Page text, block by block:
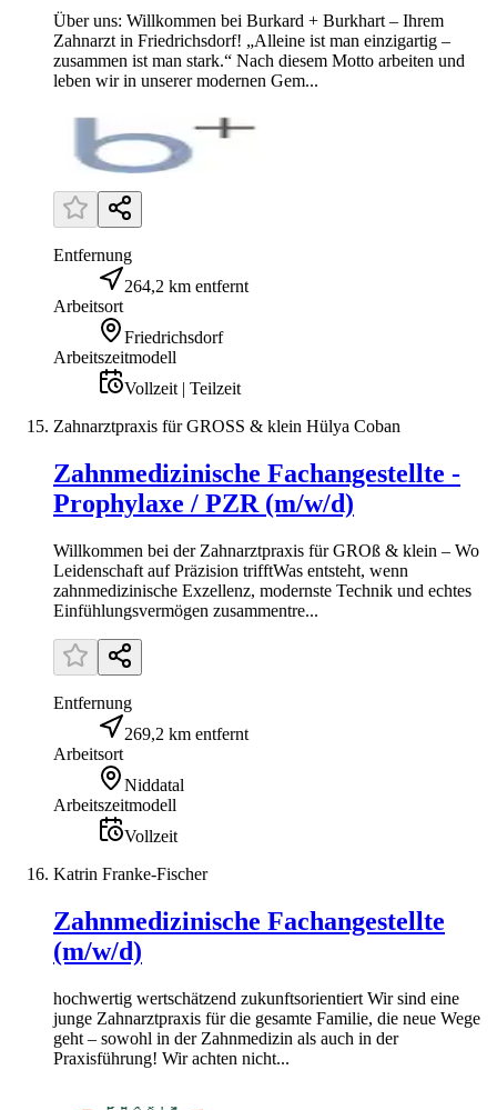
Über uns: Willkommen bei Burkard + Burkhart – Ihrem
Zahnarzt in Friedrichsdorf! „Alleine ist man einzigartig –
zusammen ist man stark.“ Nach diesem Motto arbeiten und
leben wir in unserer modernen Gem...
Entfernung
264,2 km entfernt
Arbeitsort
Friedrichsdorf
Arbeitszeitmodell
Vollzeit | Teilzeit
Zahnarztpraxis für GROSS & klein Hülya Coban
Zahnmedizinische Fachangestellte -
Prophylaxe / PZR (m/w/d)
Willkommen bei der Zahnarztpraxis für GROß & klein – Wo
Leidenschaft auf Präzision trifftWas entsteht, wenn
zahnmedizinische Exzellenz, modernste Technik und echtes
Einfühlungsvermögen zusammentre...
Entfernung
269,2 km entfernt
Arbeitsort
Niddatal
Arbeitszeitmodell
Vollzeit
Katrin Franke-Fischer
Zahnmedizinische Fachangestellte
(m/w/d)
hochwertig wertschätzend zukunftsorientiert Wir sind eine
junge Zahnarztpraxis für die gesamte Familie, die neue Wege
geht – sowohl in der Zahnmedizin als auch in der
Praxisführung! Wir achten nicht...